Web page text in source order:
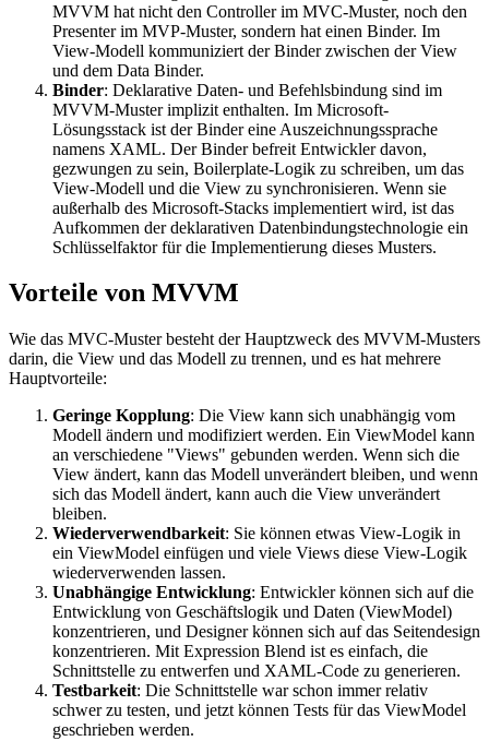
MVVM hat nicht den Controller im MVC-Muster, noch den
Presenter im MVP-Muster, sondern hat einen Binder. Im
View-Modell kommuniziert der Binder zwischen der View
und dem Data Binder.
Binder: Deklarative Daten- und Befehlsbindung sind im
MVVM-Muster implizit enthalten. Im Microsoft-
Lösungsstack ist der Binder eine Auszeichnungssprache
namens XAML. Der Binder befreit Entwickler davon,
gezwungen zu sein, Boilerplate-Logik zu schreiben, um das
View-Modell und die View zu synchronisieren. Wenn sie
außerhalb des Microsoft-Stacks implementiert wird, ist das
Aufkommen der deklarativen Datenbindungstechnologie ein
Schlüsselfaktor für die Implementierung dieses Musters.
Vorteile von MVVM
Wie das MVC-Muster besteht der Hauptzweck des MVVM-Musters
darin, die View und das Modell zu trennen, und es hat mehrere
Hauptvorteile:
Geringe Kopplung: Die View kann sich unabhängig vom
Modell ändern und modifiziert werden. Ein ViewModel kann
an verschiedene "Views" gebunden werden. Wenn sich die
View ändert, kann das Modell unverändert bleiben, und wenn
sich das Modell ändert, kann auch die View unverändert
bleiben.
Wiederverwendbarkeit: Sie können etwas View-Logik in
ein ViewModel einfügen und viele Views diese View-Logik
wiederverwenden lassen.
Unabhängige Entwicklung: Entwickler können sich auf die
Entwicklung von Geschäftslogik und Daten (ViewModel)
konzentrieren, und Designer können sich auf das Seitendesign
konzentrieren. Mit Expression Blend ist es einfach, die
Schnittstelle zu entwerfen und XAML-Code zu generieren.
Testbarkeit: Die Schnittstelle war schon immer relativ
schwer zu testen, und jetzt können Tests für das ViewModel
geschrieben werden.